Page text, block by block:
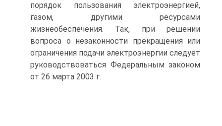
порядок пользования электроэнергией,
газом, другими ресурсами
жизнеобеспечения. Так, при решении
вопроса о незаконности прекращения или
ограничения подачи электроэнергии следует
руководствоваться Федеральным законом
от 26 марта 2003 г.